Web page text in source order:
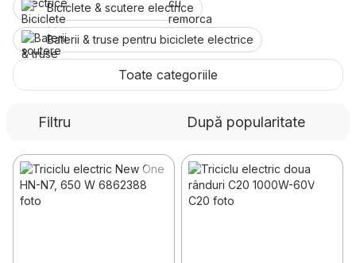
Biciclete & scutere electrice
Baterii & truse pentru biciclete electrice
Trotinete electrice
Stații de încărcare pentru mașini electrice
Echipamente moto
Toate categoriile
Filtru După popularitate